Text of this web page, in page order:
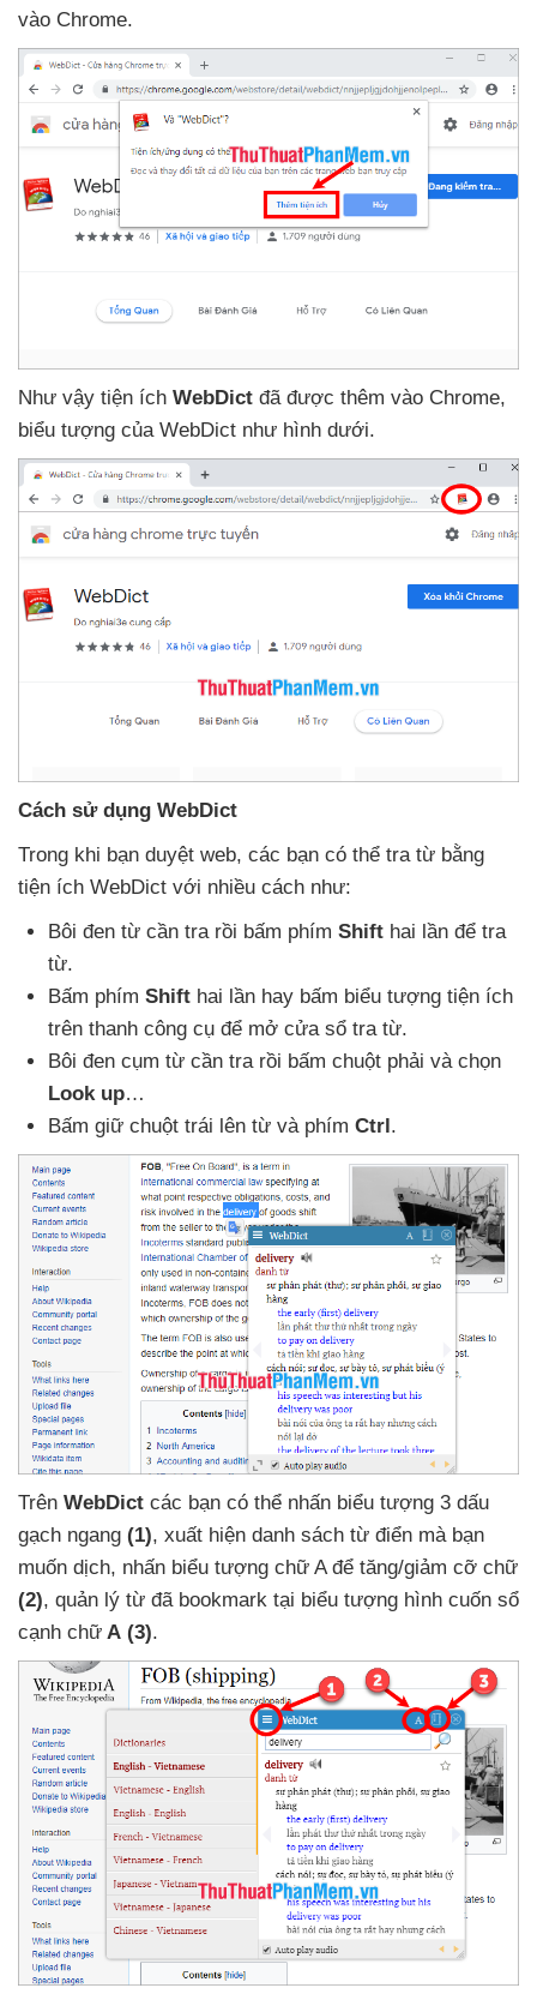
vào Chrome.
Như vậy tiện ích WebDict đã được thêm vào Chrome,
biểu tượng của WebDict như hình dưới.
Cách sử dụng WebDict
Trong khi bạn duyệt web, các bạn có thể tra từ bằng
tiện ích WebDict với nhiều cách như:
Bôi đen từ cần tra rồi bấm phím Shift hai lần để tra
từ.
Bấm phím Shift hai lần hay bấm biểu tượng tiện ích
trên thanh công cụ để mở cửa sổ tra từ.
Bôi đen cụm từ cần tra rồi bấm chuột phải và chọn
Look up…
Bấm giữ chuột trái lên từ và phím Ctrl.
Trên WebDict các bạn có thể nhấn biểu tượng 3 dấu
gạch ngang (1), xuất hiện danh sách từ điển mà bạn
muốn dịch, nhấn biểu tượng chữ Ađể tăng/giảm cỡ chữ
(2), quản lý từ đã bookmark tại biểu tượng hình cuốn sổ
cạnh chữ A (3).